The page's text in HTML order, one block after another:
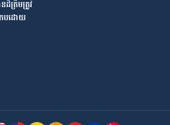
ដ៏​ត្រឹមត្រូវ​
កប​ដោយ​